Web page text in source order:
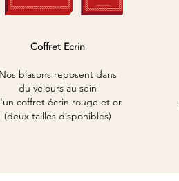
Coffret Ecrin
Nos blasons reposent dans
du velours au sein
coffret écrin rouge et or
(deux tailles disponibles)